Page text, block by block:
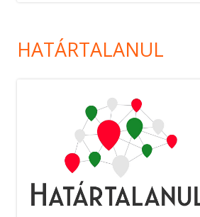
HATÁRTALANUL